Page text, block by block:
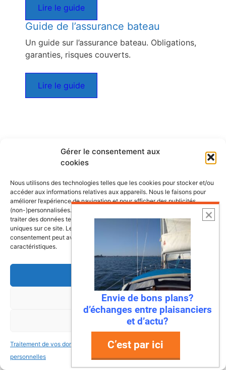
Gérer le consentement aux
cookies
Nous utilisons des technologies telles que les cookies pour stocker et/ou
accéder aux informations relatives aux appareils. Nous le faisons pour
améliorer l’expérience de navigation et pour afficher des publicités
(non-)personnalisées. Consentir à ces technologies nous autorisera à
traiter des données telles que le comportement de navigation ou les ID
uniques sur ce site. Le fait de ne pas consentir ou de retirer son
consentement peut avoir un effet négatif sur certaines fonctonnalités et
caractéristiques.
Accepter
Refuser
Voir les préférences
Traitement de vos données
personnelles
Traitement de vos données
personnelles
Lire le guide
Guide de l’assurance bateau
Un guide sur l’assurance bateau. Obligations,
garanties, risques couverts.
Lire le guide
Les dernières fiches bateaux
Fiches de présentation de voiliers
comprenant une présentation, les
retours propriétaires, les points à vérifier
ainsi que la fiche technique du bateau.
Bali 4.8, un vrai
catamaran à vivre
Antarès 700 Pêche, le
bateau pensé pour les
pêcheurs-plaisanciers
Envie de bons plans?
d’échanges entre plaisanciers
et d’actu?
C’est par ici